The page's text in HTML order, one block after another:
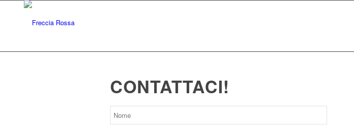
CONTATTACI!